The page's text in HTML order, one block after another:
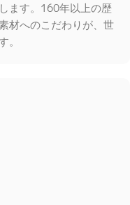
ます。160年以上の歴
材へのこだわりが、世